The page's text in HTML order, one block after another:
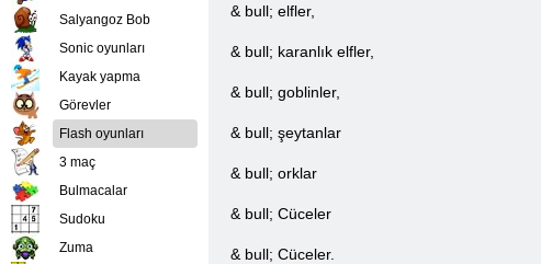
& bull; elfler,
& bull; karanlık elfler,
& bull; goblinler,
& bull; şeytanlar
& bull; orklar
& bull; Cüceler
& bull; Cüceler.
Salyangoz Bob
Sonic oyunları
Kayak yapma
Görevler
Flash oyunları
3 maç
Bulmacalar
Sudoku
Zuma